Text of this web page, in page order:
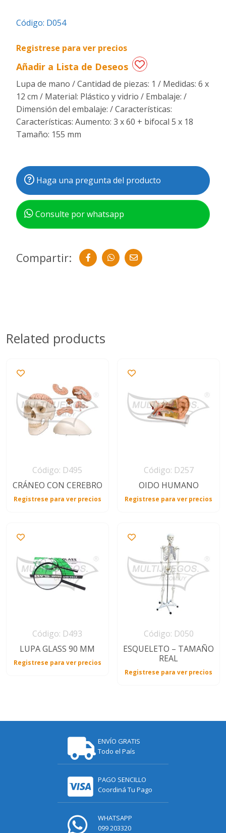
Regalos
fechas
especiales
Código: D054
Registrese para ver precios
Añadir a Lista de Deseos
Lupa de mano / Cantidad de piezas: 1 / Medidas: 6 x
12 cm / Material: Plástico y vidrio / Embalaje: /
Dimensión del embalaje: / Características:
Características: Aumento: 3 x 60 + bifocal 5 x 18
Tamaño: 155 mm
Haga una pregunta del producto
Consulte por whatsapp
Compartir:
Related products
Código: D495
CRÁNEO CON CEREBRO
Registrese para ver precios
Código: D257
OIDO HUMANO
Registrese para ver precios
Código: D493
LUPA GLASS 90 MM
Registrese para ver precios
Código: D050
ESQUELETO – TAMAÑO
REAL
Registrese para ver precios
ENVÍO GRATIS
Todo el País
PAGO SENCILLO
Coordiná Tu Pago
WHATSAPP
099 203320